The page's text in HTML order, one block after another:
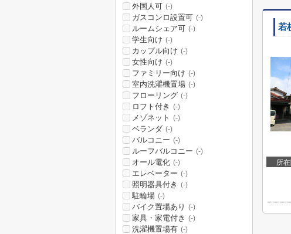
若
所
外国人可 (-)
ガスコンロ設置可 (-)
ルームシェア可 (-)
学生向け (-)
カップル向け (-)
女性向け (-)
ファミリー向け (-)
室内洗濯機置場 (-)
フローリング (-)
ロフト付き (-)
メゾネット (-)
ベランダ (-)
バルコニー (-)
ルーフバルコニー (-)
オール電化 (-)
エレベーター (-)
照明器具付き (-)
駐輪場 (-)
バイク置場あり (-)
家具・家電付き (-)
洗濯機置場有 (-)